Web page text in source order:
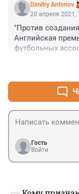
Dimitry Antonov
20 апреля 2021,
"Против
Английская
футбольных
то сразу же
нужен, а сам
Гость
Войти